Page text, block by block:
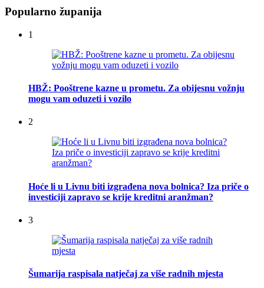
Popularno županija
1
HBŽ: Pooštrene kazne u prometu. Za obijesnu vožnju
mogu vam oduzeti i vozilo
2
Hoće li u Livnu biti izgrađena nova bolnica? Iza priče o
investiciji zapravo se krije kreditni aranžman?
3
Šumarija raspisala natječaj za više radnih mjesta